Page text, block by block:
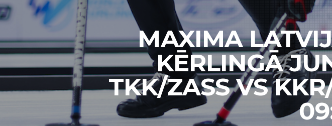
MAXIMA
KĒRLINGĀ
TKK/ZASS VS